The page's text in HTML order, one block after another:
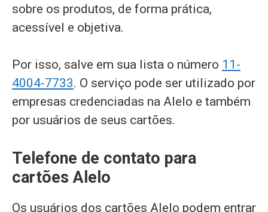
sobre os produtos, de forma prática,
acessível e objetiva.
Por isso, salve em sua lista o número 11-
4004-7733. O serviço pode ser utilizado por
empresas credenciadas na Alelo e também
por usuários de seus cartões.
Telefone de contato para
cartões Alelo
Os usuários dos cartões Alelo podem entrar